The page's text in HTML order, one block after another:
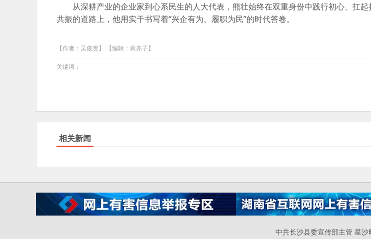
从深耕产业的企业家到心系民生的人大代表，熊壮始终在双重身份中践行初心、扛
共振的道路上，他用实干书写着“兴企有为、履职为民”的时代答卷。
【作者：吴俊贤】 【编辑：蒋亦子】
关键词：
相关新闻
中共长沙县委宣传部主管 星沙